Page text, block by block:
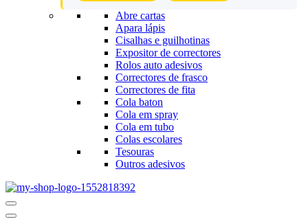
Abre cartas
Apara lápis
Cisalhas e guilhotinas
Expositor de correctores
Rolos auto adesivos
Correctores de frasco
Correctores de fita
Cola baton
Cola em spray
Cola em tubo
Colas escolares
Tesouras
Outros adesivos
Menu
de